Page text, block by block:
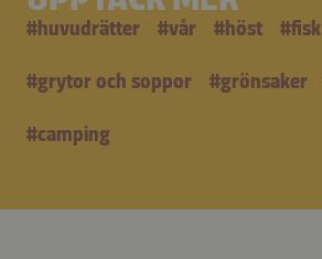
#huvudrätter #vår #höst #fisk
#grytor och soppor #grönsaker
#camping